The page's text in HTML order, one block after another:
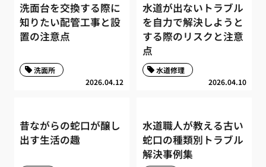
洗面台を交換する際に
知りたい配管工事と設
置の注意点
2026.04.12
洗面所
水道が出ないトラブル
を自力で解決しようと
する際のリスクと注意
点
2026.04.10
水道修理
昔ながらの蛇口が醸し
出す生活の趣
水道職人が教える古い
蛇口の種類別トラブル
解決事例集